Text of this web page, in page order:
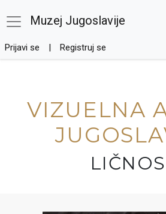
Muzej Jugoslavije
Prijavi se Registruj se
VIZUELNA